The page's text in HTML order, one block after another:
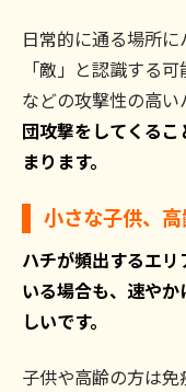
日常的に通る場所
「敵」と認識する
などの攻撃性の高い
団攻撃をしてくる
まります。
小さな子供、
ハチが頻出するエ
いる場合も、速や
しいです。
子供や高齢の方は